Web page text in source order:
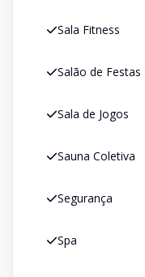
Sala Fitness
Salão de Festas
Sala de Jogos
Sauna Coletiva
Segurança
Spa